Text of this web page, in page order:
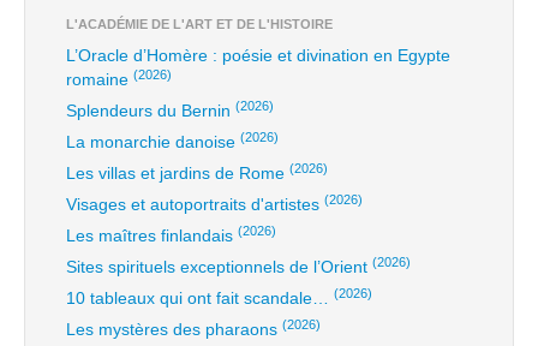
L'ACADÉMIE DE L'ART ET DE L'HISTOIRE
L’Oracle d’Homère : poésie et divination en Egypte
romaine (2026)
Splendeurs du Bernin (2026)
La monarchie danoise (2026)
Les villas et jardins de Rome (2026)
Visages et autoportraits d'artistes (2026)
Les maîtres finlandais (2026)
Sites spirituels exceptionnels de l’Orient (2026)
10 tableaux qui ont fait scandale… (2026)
Les mystères des pharaons (2026)